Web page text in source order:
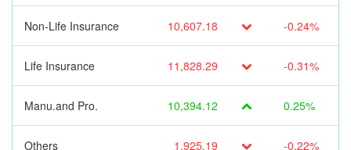
Non-Life Insurance 10,607.18 -0.24%
Life Insurance 11,828.29 -0.31%
Manu.and Pro. 10,394.12 0.25%
Others 1,925.19 -0.22%